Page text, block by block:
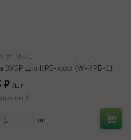
W-КРБ-1
ЗУБР для КРБ-хххх {W-КРБ-1}
₽ /шт
1
шт